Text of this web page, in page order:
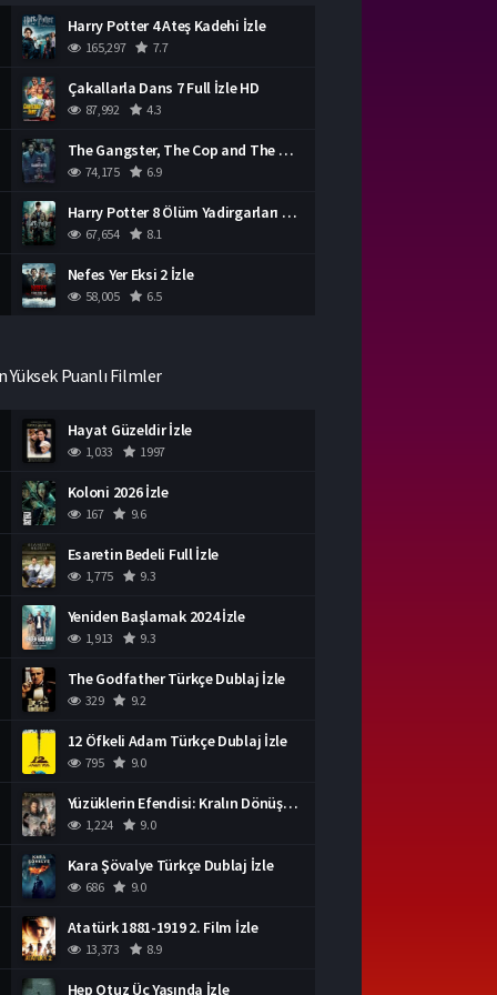
Harry Potter 4 Ateş Kadehi İzle
165,297 7.7
Çakallarla Dans 7 Full İzle HD
87,992 4.3
The Gangster, The Cop and The Devil Türkçe Dublaj İzle
74,175 6.9
Harry Potter 8 Ölüm Yadirgarları Bölüm 2 İzle
67,654 8.1
Nefes Yer Eksi 2 İzle
58,005 6.5
Yüksek Puanlı Filmler
Hayat Güzeldir İzle
1,033 1997
Koloni 2026 İzle
167 9.6
Esaretin Bedeli Full İzle
1,775 9.3
Yeniden Başlamak 2024 İzle
1,913 9.3
The Godfather Türkçe Dublaj İzle
329 9.2
12 Öfkeli Adam Türkçe Dublaj İzle
795 9.0
Yüzüklerin Efendisi: Kralın Dönüşü İzle
1,224 9.0
Kara Şövalye Türkçe Dublaj İzle
686 9.0
Atatürk 1881-1919 2. Film İzle
13,373 8.9
Hep Otuz Üç Yaşında İzle